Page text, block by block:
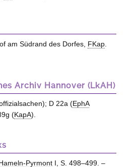
am Südrand des Dorfes, FKap.
Archiv Hannover (LkAH)
D 22a (EphA
(KapA).
PyrmontI, S. 498–499. –